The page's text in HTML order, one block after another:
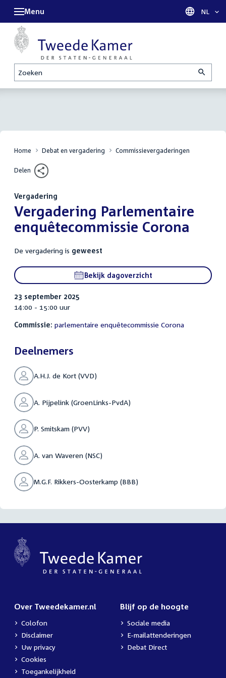
Zoeken
Menu Taal
NL
Home Debat en vergadering Commissievergaderingen
Delen
Vergadering
:Vergadering Parlementaire
enquêtecommissie Corona
De vergadering is geweest
Bekijk dagoverzicht
23 september 2025
14:00 - 15:00 uur
Commissie: parlementaire enquêtecommissie Corona
Deelnemers
A.H.J. de Kort (VVD)
A. Pijpelink (GroenLinks-PvdA)
P. Smitskam (PVV)
A. van Waveren (NSC)
M.G.F. Rikkers-Oosterkamp (BBB)
Over Tweedekamer.nl
Colofon
Disclaimer
Uw privacy
Cookies
Toegankelijkheid
Blijf op de hoogte
Sociale media
E-mailattenderingen
Debat Direct